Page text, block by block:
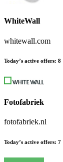
WhiteWall
whitewall.com
Today’s active offers: 8
Fotofabriek
fotofabriek.nl
Today’s active offers: 7